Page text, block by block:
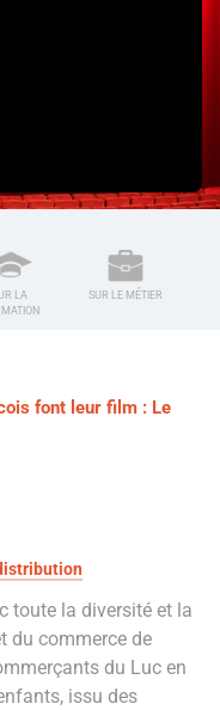
LA
SUR LE MÉTIER
font leur film : Le
toute la diversité et la
du commerce de
du Luc en
issu des